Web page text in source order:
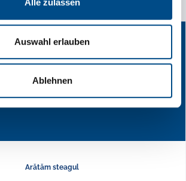
Alle zulassen
Auswahl erlauben
Ablehnen
Arătăm steagul